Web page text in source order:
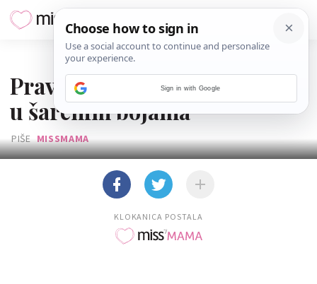
Pravila natječaja 'Dječji svijet
u šarenim bojama'
PIŠE MISSMAMA
KLOKANICA POSTALA
Sign in with Google